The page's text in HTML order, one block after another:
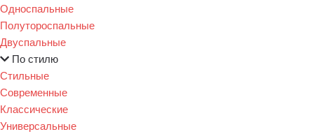
Односпальные
Полутороспальные
Двуспальные
По стилю
Стильные
Современные
Классические
Универсальные